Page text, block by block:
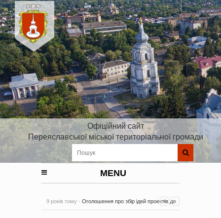
Офіційний сайт
Переяславської міської територіальної громади
MENU
9 років тому - Оголошення про збір ідей проектів до